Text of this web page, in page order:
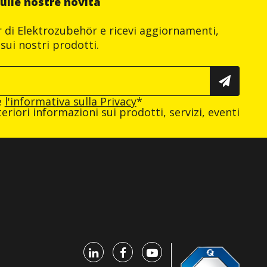
Elektrozubehör e ricevi aggiornamenti,
nostri prodotti.
l'informativa sulla Privacy*
informazioni sui prodotti, servizi, eventi